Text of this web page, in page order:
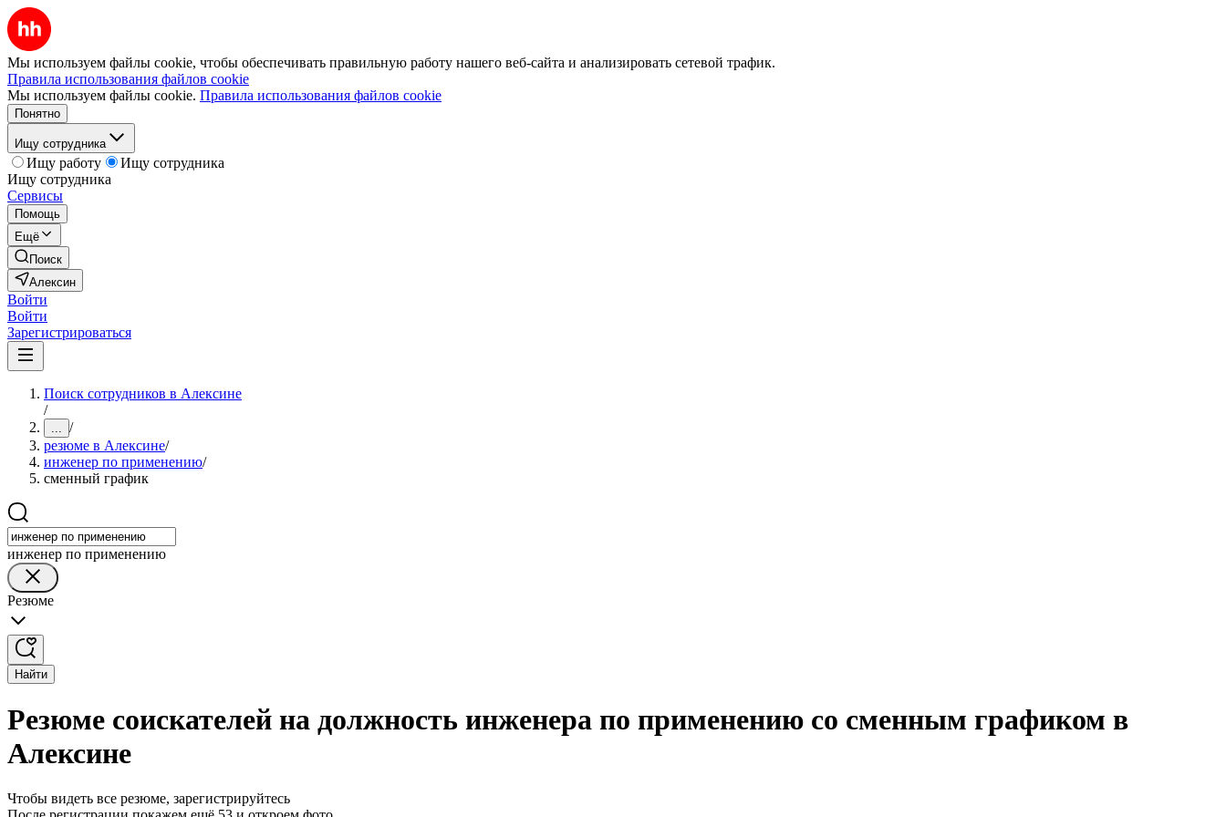
Мы используем файлы cookie, чтобы обеспечивать правильную работу нашего веб-сайта и анализировать сетевой трафик.
Правила использования файлов cookie
Мы используем файлы cookie. Правила использования файлов cookie
Понятно
Ищу сотрудника
Ищу работу
Ищу сотрудника
Ищу сотрудника
Сервисы
Помощь
Ещё
Поиск
Алексин
Войти
Войти
Зарегистрироваться
Поиск сотрудников в Алексине
/
... /
резюме в Алексине/
инженер по применению/
сменный график
инженер по применению
Резюме
Найти
Резюме соискателей на должность инженера по применению со сменным графиком в
Алексине
Чтобы видеть все резюме, зарегистрируйтесь